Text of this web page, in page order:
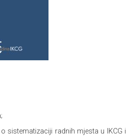
sistematizaciji radnih mjesta u IKCG i